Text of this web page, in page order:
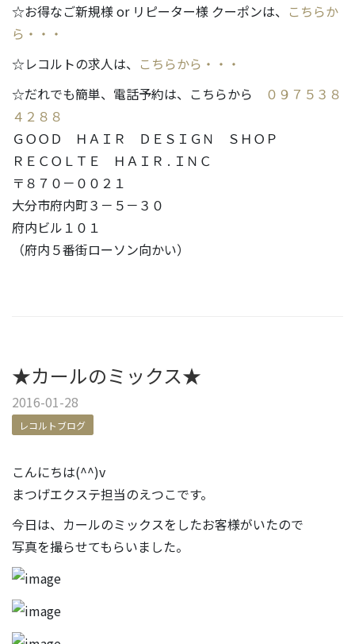
☆お得なご新規様 or リピーター様 クーポンは、 こちらか
ら・・・
☆レコルトの求人は、 こちらから・・・
☆だれでも簡単、電話予約は、こちらから
０９７５３８
４２８８
ＧＯＯＤ ＨＡＩＲ ＤＥＳＩＧＮ ＳＨＯＰ
ＲＥＣＯＬＴＥ ＨＡＩＲ . ＩＮＣ
〒８７０－００２１
大分市府内町３－５－３０
府内ビル１０１
（府内５番街ローソン向かい）
★カールのミックス★
2016-01-28
レコルトブログ
こんにちは(^^)v
まつげエクステ担当のえつこです。
今日は、カールのミックスをしたお客様がいたので
写真を撮らせてもらいました。